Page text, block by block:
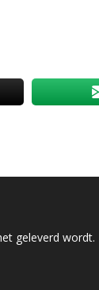
geleverd wordt.